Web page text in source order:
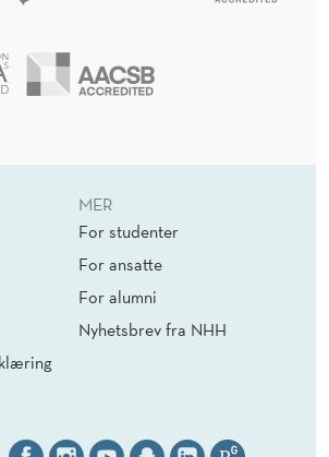
MER
For studenter
For ansatte
For alumni
Nyhetsbrev fra NHH